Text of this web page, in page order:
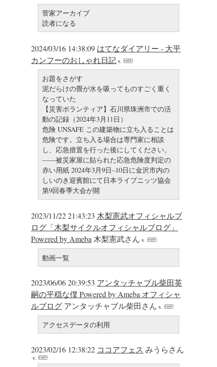
菅家アーカイブ
読者になる
2024/03/16 14:38:09 はてなダイアリー - 大平
カンフーのおしゃれ日記
お題をさがす
泥だらけの畳が水を吸ってものすごく重く
なっていた
【災害ボランティア】石川県珠洲市での活
動の記録（2024年3月11日）
危険 UNSAFE この建築物に立ち入ることは
危険です。立ち入る場合は専門家に相談
し、応急措置を行った後にしてください。
——被災家屋に貼られた応急危険度判定の
赤い用紙 2024年3月9日–10日に金沢市内の
しいのき迎賓館にて日本ライプニッツ協会
第9回春季大会が開
2023/11/22 21:43:23 木梨憲武オフィシャルブ
ログ「木梨サイクルオフィシャルブログ」
Powered by Ameba 木梨憲武さん
動画一覧
2023/06/06 20:39:53 アンタッチャブル柴田英
嗣の平穏な僕 Powered by Ameba オフィシャ
ルブログ アンタッチャブル柴田さん
アクセスデータの利用
2023/02/16 12:38:22 ココアフェス みうらさん